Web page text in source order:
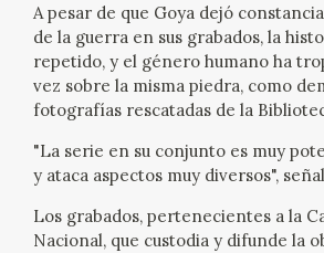
TIENDA
TIENDA ONLINE
EDUCA
CEDEA
A pesar de que Goya dejó
de la guerra en sus grabados, la
repetido, y el género humano ha
vez sobre la misma piedra, como
fotografías rescatadas de la
"La serie en su conjunto es muy
y ataca aspectos muy diversos",
Los grabados, pertenecientes a la
Nacional, que custodia y difunde la